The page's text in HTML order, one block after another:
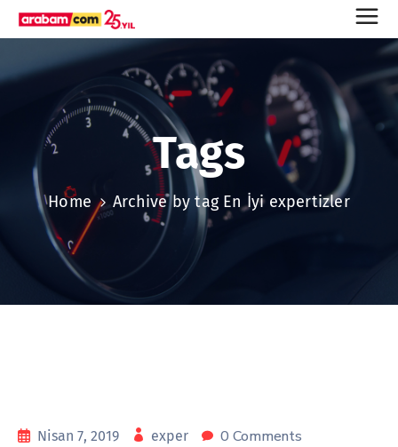
Tags
Home Archive by tag En İyi expertizler
Nisan 7, 2019 exper 0 Comments